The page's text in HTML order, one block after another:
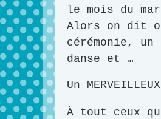
le mois du
Alors on dit
cérémonie,
danse et …
Un
À tout ceux